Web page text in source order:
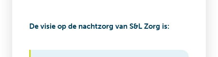
De visie op de nachtzorg van S&L Zorg is: